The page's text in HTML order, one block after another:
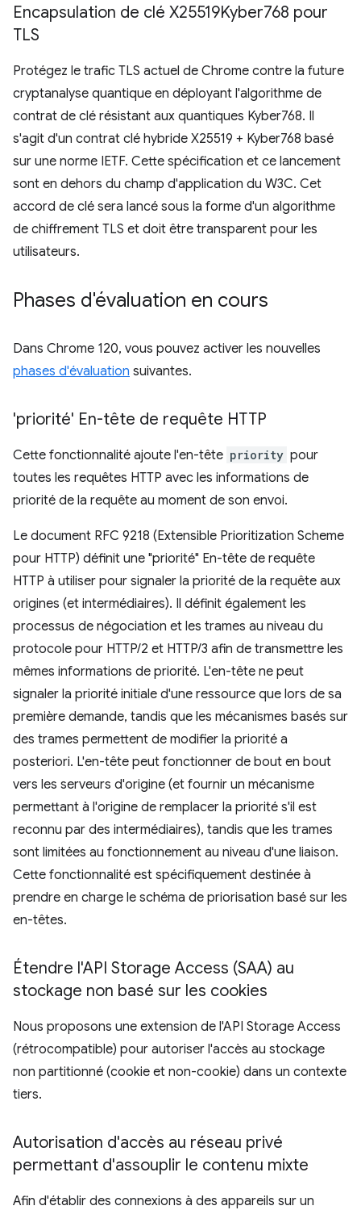
Encapsulation de clé X25519Kyber768 pour
TLS
Protégez le trafic TLS actuel de Chrome contre la future
cryptanalyse quantique en déployant l'algorithme de
contrat de clé résistant aux quantiques Kyber768. Il
s'agit d'un contrat clé hybride X25519 + Kyber768 basé
sur une norme IETF. Cette spécification et ce lancement
sont en dehors du champ d'application du W3C. Cet
accord de clé sera lancé sous la forme d'un algorithme
de chiffrement TLS et doit être transparent pour les
utilisateurs.
Phases d'évaluation en cours
Dans Chrome 120, vous pouvez activer les nouvelles
phases d'évaluation suivantes.
'priorité' En-tête de requête HTTP
Cette fonctionnalité ajoute l'en-tête priority pour
toutes les requêtes HTTP avec les informations de
priorité de la requête au moment de son envoi.
Le document RFC 9218 (Extensible Prioritization Scheme
pour HTTP) définit une "priorité" En-tête de requête
HTTP à utiliser pour signaler la priorité de la requête aux
origines (et intermédiaires). Il définit également les
processus de négociation et les trames au niveau du
protocole pour HTTP/2 et HTTP/3 afin de transmettre les
mêmes informations de priorité. L'en-tête ne peut
signaler la priorité initiale d'une ressource que lors de sa
première demande, tandis que les mécanismes basés sur
des trames permettent de modifier la priorité a
posteriori. L'en-tête peut fonctionner de bout en bout
vers les serveurs d'origine (et fournir un mécanisme
permettant à l'origine de remplacer la priorité s'il est
reconnu par des intermédiaires), tandis que les trames
sont limitées au fonctionnement au niveau d'une liaison.
Cette fonctionnalité est spécifiquement destinée à
prendre en charge le schéma de priorisation basé sur les
en-têtes.
Étendre l'API Storage Access (SAA) au
stockage non basé sur les cookies
Nous proposons une extension de l'API Storage Access
(rétrocompatible) pour autoriser l'accès au stockage
non partitionné (cookie et non-cookie) dans un contexte
tiers.
Autorisation d'accès au réseau privé
permettant d'assouplir le contenu mixte
Afin d'établir des connexions à des appareils sur un